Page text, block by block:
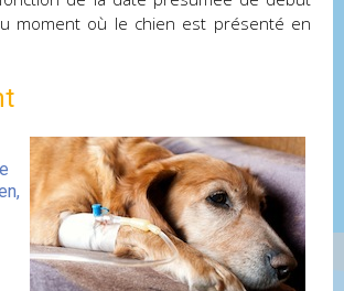
moment où le chien est présenté en